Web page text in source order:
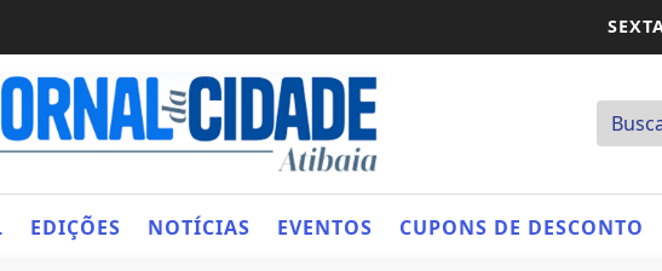
EDIÇÕES NOTÍCIAS EVENTOS CUPONS DE DESCONTO